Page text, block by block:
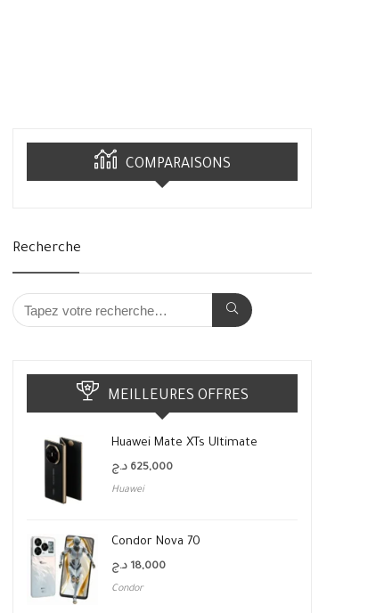
COMPARAISONS
Recherche
MEILLEURES OFFRES
Huawei Mate XTs Ultimate
625,000 د.ج
Huawei
Condor Nova 70
18,000 د.ج
Condor